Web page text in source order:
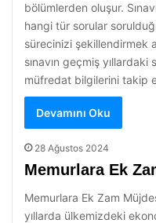
bölümlerden oluşur.
hangi tür sorular
sürecinizi şekillendirmek
sınavın geçmiş
müfredat bilgilerini takip
Devamını Oku
28 Ağustos 2024
Memurlara Ek
Memurlara Ek Zam
yıllarda ülkemizdeki